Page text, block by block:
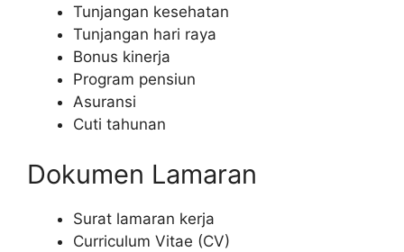
Tunjangan kesehatan
Tunjangan hari raya
Bonus kinerja
Program pensiun
Asuransi
Cuti tahunan
Dokumen Lamaran
Surat lamaran kerja
Curriculum Vitae (CV)